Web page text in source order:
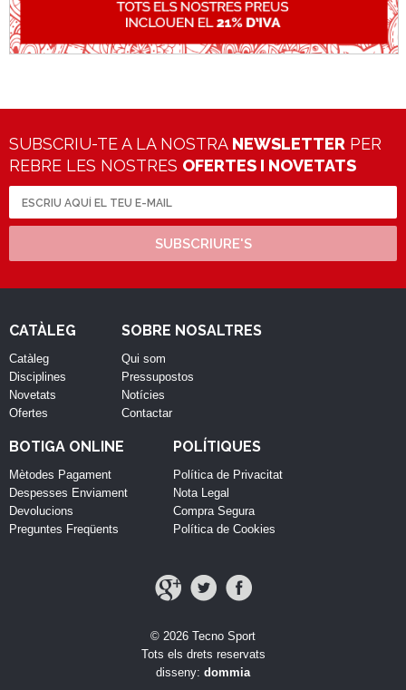
SUBSCRIU-TE A LA NOSTRA NEWSLETTER PER
REBRE LES NOSTRES OFERTES I NOVETATS
SUBSCRIURE'S
CATÀLEG
Catàleg
Disciplines
Novetats
Ofertes
SOBRE NOSALTRES
Qui som
Pressupostos
Notícies
Contactar
BOTIGA ONLINE
Mètodes Pagament
Despesses Enviament
Devolucions
Preguntes Freqüents
POLÍTIQUES
Política de Privacitat
Nota Legal
Compra Segura
Política de Cookies
© 2026 Tecno Sport
Tots els drets reservats
disseny: dommia